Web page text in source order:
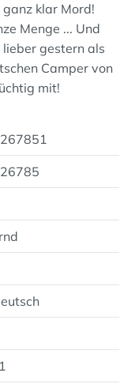
klar Mord!
Menge ... Und
gestern als
Camper von
mit!